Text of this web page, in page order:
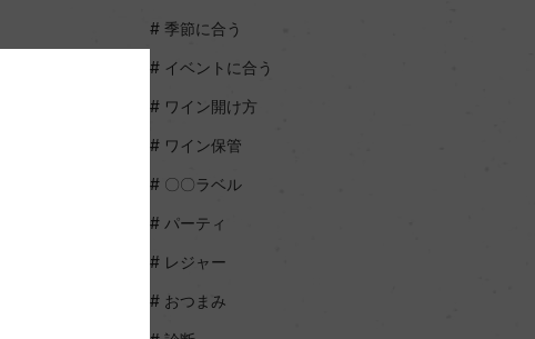
季節に合う
イベントに合う
ワイン開け方
ワイン保管
〇〇ラベル
パーティ
レジャー
おつまみ